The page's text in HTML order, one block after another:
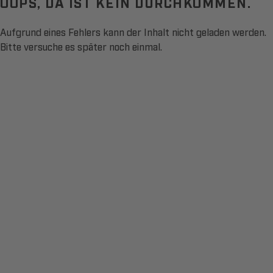
Aufgrund eines Fehlers kann der Inhalt nicht geladen werden.
Bitte versuche es später noch einmal.